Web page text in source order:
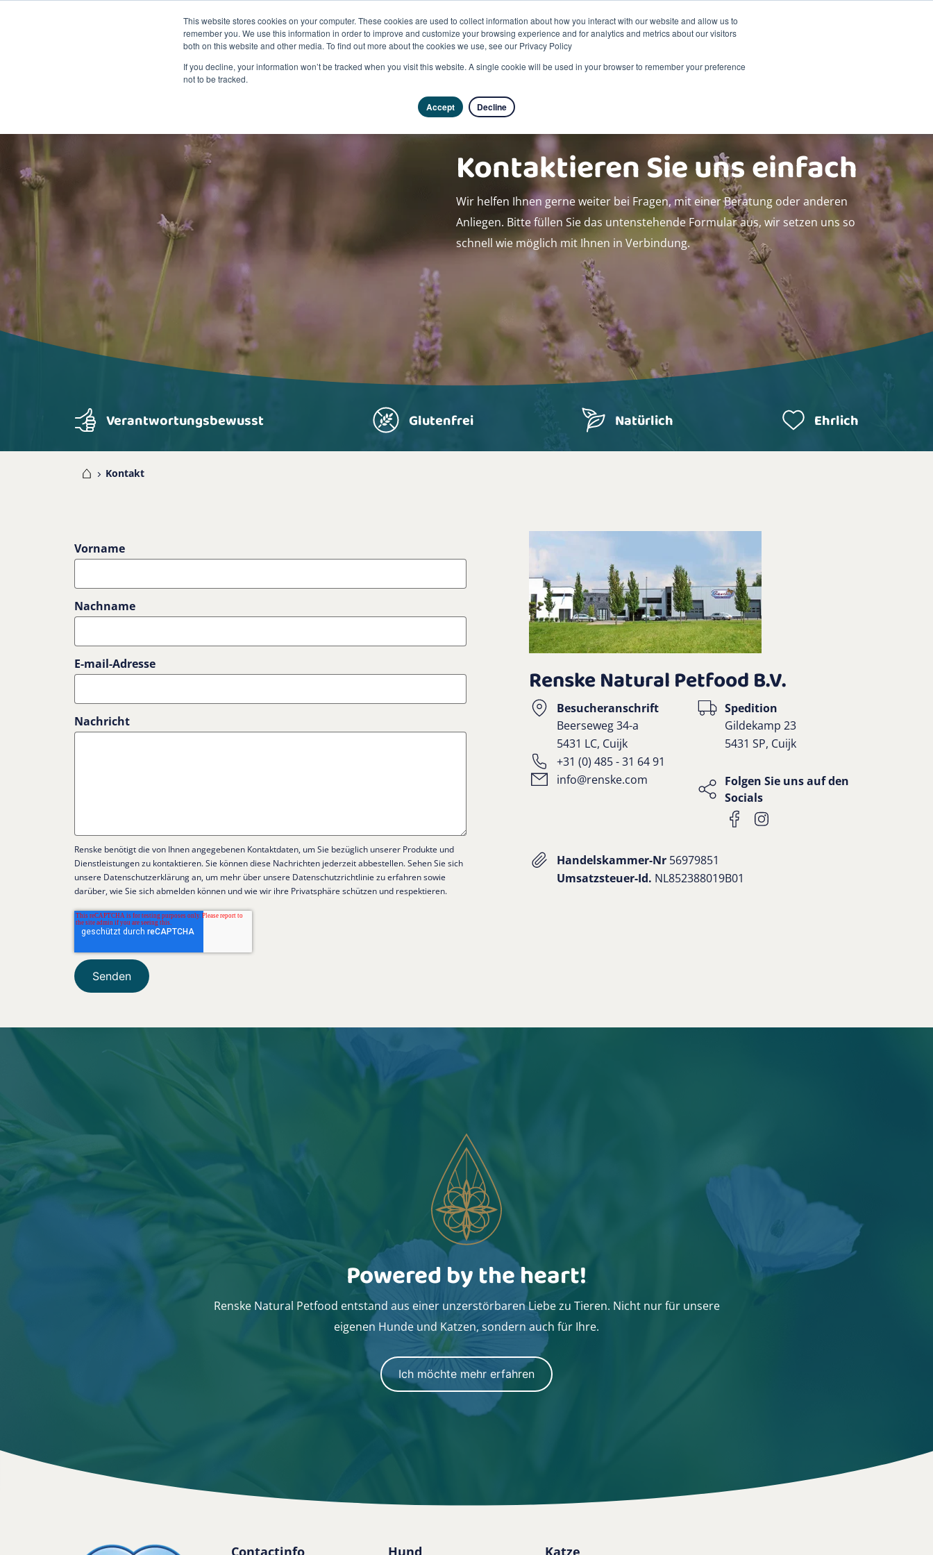
This website stores cookies on your computer. These cookies are used to collect information about how you interact with our website and allow us to
remember you. We use this information in order to improve and customize your browsing experience and for analytics and metrics about our visitors
both on this website and other media. To find out more about the cookies we use, see our Privacy Policy
If you decline, your information won’t be tracked when you visit this website. A single cookie will be used in your browser to remember your preference
not to be tracked.
Accept Decline
Kontaktieren Sie uns einfach
Wir helfen Ihnen gerne weiter bei Fragen, mit einer Beratung oder anderen
Anliegen. Bitte füllen Sie das untenstehende Formular aus, wir setzen uns so
schnell wie möglich mit Ihnen in Verbindung.
Verantwortungsbewusst Glutenfrei Natürlich Ehrlich
Kontakt
Vorname
Nachname
E-mail-Adresse
Nachricht
Renske benötigt die von Ihnen angegebenen Kontaktdaten, um Sie bezüglich unserer Produkte und
Dienstleistungen zu kontaktieren. Sie können diese Nachrichten jederzeit abbestellen. Sehen Sie sich
unsere Datenschutzerklärung an, um mehr über unsere Datenschutzrichtlinie zu erfahren sowie
darüber, wie Sie sich abmelden können und wie wir ihre Privatsphäre schützen und respektieren.
Renske Natural Petfood B.V.
Besucheranschrift
Beerseweg 34-a
5431 LC, Cuijk
+31 (0) 485 - 31 64 91
info@renske.com
Spedition
Gildekamp 23
5431 SP, Cuijk
Folgen Sie uns auf den
Socials
Handelskammer-Nr 56979851
Umsatzsteuer-Id. NL852388019B01
Powered by the heart!
Renske Natural Petfood entstand aus einer unzerstörbaren Liebe zu Tieren. Nicht nur für unsere
eigenen Hunde und Katzen, sondern auch für Ihre.
Ich möchte mehr erfahren
Contactinfo Hund Katze